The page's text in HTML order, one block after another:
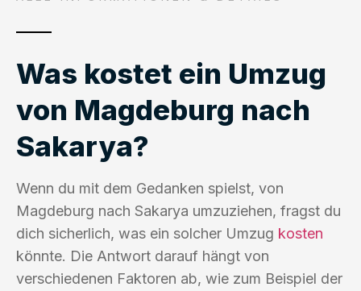
Was kostet ein Umzug
von Magdeburg nach
Sakarya?
Wenn du mit dem Gedanken spielst, von
Magdeburg nach Sakarya umzuziehen, fragst du
dich sicherlich, was ein solcher Umzug kosten
könnte. Die Antwort darauf hängt von
verschiedenen Faktoren ab, wie zum Beispiel der